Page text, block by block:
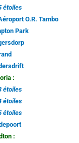
étoiles
O.R. Tambo
Park
:
étoiles
étoiles
étoiles
: